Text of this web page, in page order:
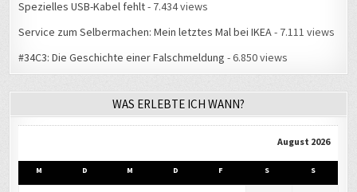
Spezielles USB-Kabel fehlt- 7.434 views
Service zum Selbermachen: Mein letztes Mal bei IKEA- 7.111 views
#34C3: Die Geschichte einer Falschmeldung - 6.850 views
WAS ERLEBTE ICH WANN?
August 2026
M D M D F S S